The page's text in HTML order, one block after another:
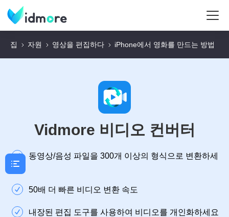
집 자원 영상을 편집하다 iPhone에서 영화를 만드는 방법
Vidmore 비디오 컨버터
동영상/음성 파일을 300개 이상의 형식으로 변환하세
요
50배 더 빠른 비디오 변환 속도
내장된 편집 도구를 사용하여 비디오를 개인화하세요